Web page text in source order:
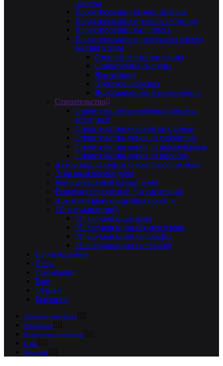
поселка
Проектирование бизнес центров
Проектирование отелей и гостиниц
Проектирование баз отдыха
Проектирование инженерных систем
частного дома
Отопление частного дома
Слаботочные системы
Вентиляция
Электроснабжения
Водоснабжения и канализации
Строительство
Строительство загородных домов и
коттеджей
Строительство монолитных домов
Строительство домов из газобетона
Строительство домов из керамоблоков
Строительство домов из кирпича
Авторский надзор за строительством дома
Эскизный проект дома
Конструктивный проект дома
Разработка проектной документации
Архитектурная концепция проекта
3D визуализация
3D визуализация дома
3D визуализация архитектурная
3D визуализация ландшафта
3D визуализация экстерьера
Проекты домов
Цены
О компании
Блог
Отзывы
Контакты
Архитектурное бюро
Портфолио
Калькулятор стоимости
О нас
Контакты